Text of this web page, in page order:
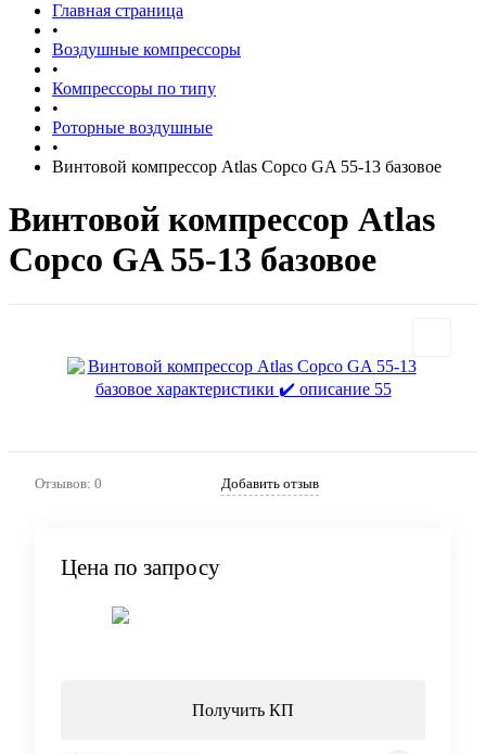
Главная страница
•
Воздушные компрессоры
•
Компрессоры по типу
•
Роторные воздушные
•
Винтовой компрессор Atlas Copco GA 55-13 базовое
Винтовой компрессор Atlas
Copco GA 55-13 базовое
Отзывов: 0 Добавить отзыв
Цена по запросу
Получить КП